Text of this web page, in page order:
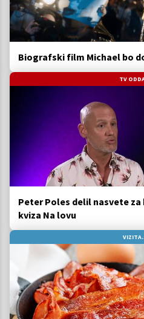
Biografski film Michael bo
TV
Peter Poles delil nasvete
kviza Na lovu